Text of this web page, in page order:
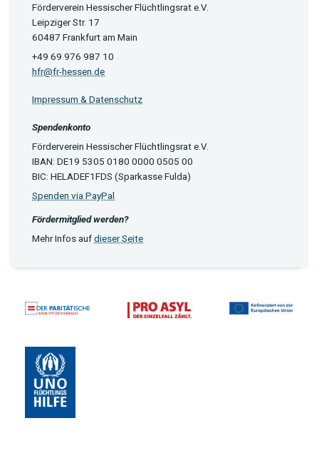
Förderverein Hessischer Flüchtlingsrat e.V.
Leipziger Str. 17
60487 Frankfurt am Main
+49 69 976 987 10
hfr@fr-hessen.de
Impressum & Datenschutz
Spendenkonto
Förderverein Hessischer Flüchtlingsrat e.V.
IBAN: DE19 5305 0180 0000 0505 00
BIC: HELADEF1FDS (Sparkasse Fulda)
Spenden via PayPal
Fördermitglied werden?
Mehr Infos aufdieser Seite